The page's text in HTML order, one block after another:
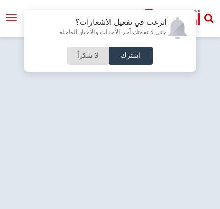
أترغب في تفعيل الإشعارات؟
حتى لا تفوتك آخر الأحداث والأخبار العاجلة
اشترك لا شكراً